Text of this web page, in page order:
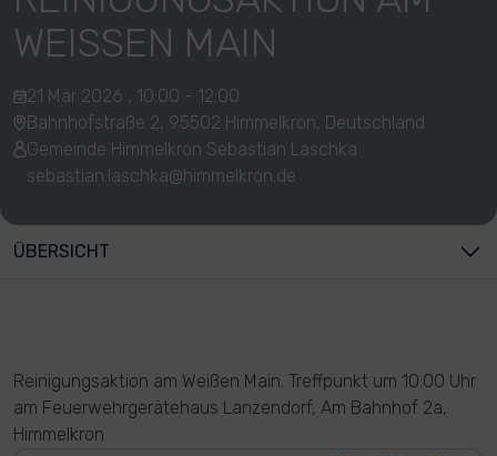
WEISSEN MAIN
21 Mär 2026 , 10:00 - 12:00
Bahnhofstraße 2, 95502 Himmelkron, Deutschland
Gemeinde Himmelkron Sebastian Laschka
sebastian.laschka@himmelkron.de
ÜBERSICHT
Reinigungsaktion am Weißen Main. Treffpunkt um 10:00 Uhr
am Feuerwehrgerätehaus Lanzendorf, Am Bahnhof 2a,
Himmelkron